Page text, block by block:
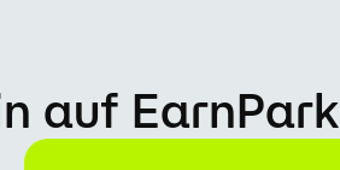
auf EarnPark